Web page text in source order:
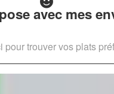
avec mes
pour trouver vos plats